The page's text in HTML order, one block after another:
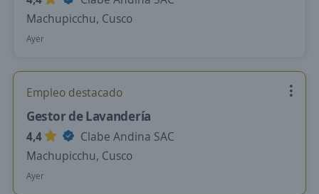
Machupicchu, Cusco
Ayer
Empleo destacado
Gestor de Lavandería
4,4
Clabe Andina SAC
Machupicchu, Cusco
Ayer